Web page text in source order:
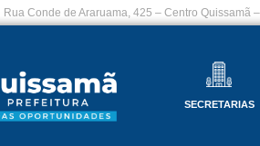
Rua Conde de Araruama, 425 – Centro Quissamã
SECRETARIAS